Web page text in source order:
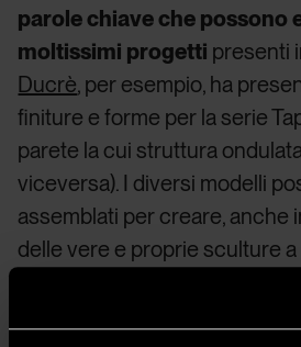
parole chiave che possono
moltissimi progetti presenti
Ducrè, per esempio, ha
finiture e forme per la serie
parete la cui struttura
viceversa). I diversi modelli
assemblati per creare, anche
delle vere e proprie sculture a